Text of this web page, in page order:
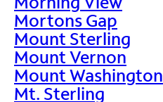
Mortons Gap
Mount Sterling
Mount Vernon
Mount Washington
Mt. Sterling